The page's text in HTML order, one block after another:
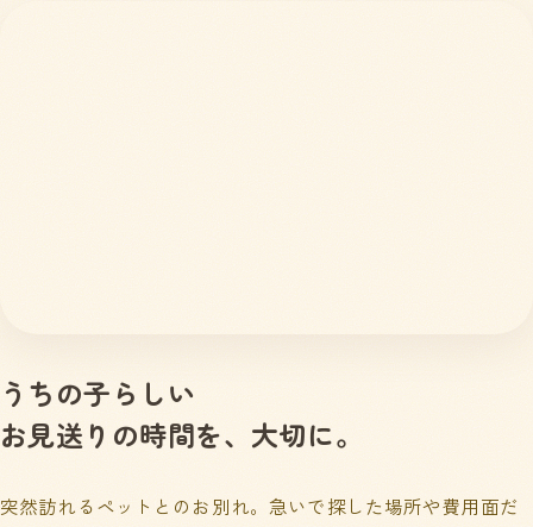
うちの子らしい
お見送りの時間を、大切に。
突然訪れるペットとのお別れ。急いで探した場所や費用面だ